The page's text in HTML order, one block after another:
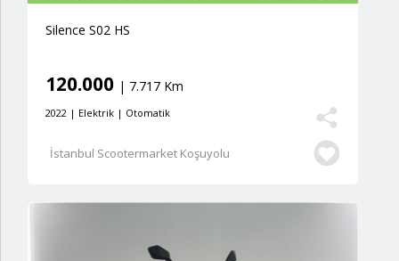
Silence S02 HS
120.000 | 7.717 Km
2022 | Elektrik | Otomatik
İstanbul Scootermarket Koşuyolu